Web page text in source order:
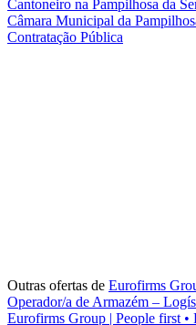
Cantoneiro na Pampilhosa da
Câmara Municipal da
Contratação Pública
Outras ofertas de Eurofirms
Operador/a de Armazém –
Eurofirms Group | People first •